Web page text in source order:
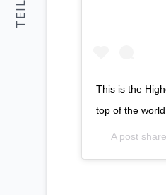
This is the
top of the
A post